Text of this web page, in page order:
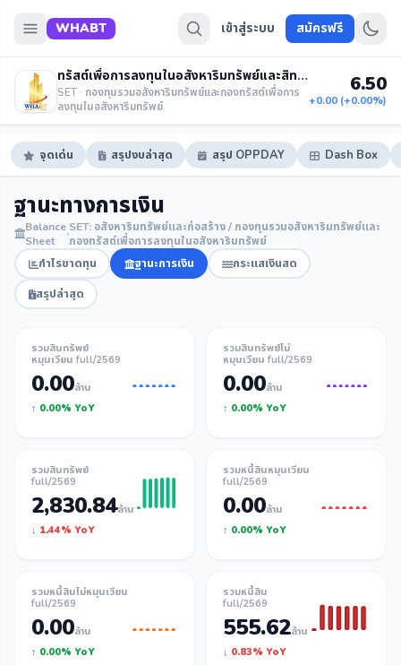
WHABT เข้าสู่ระบบ สมัครฟรี
ทรัสต์เพื่อการลงทุนในอสังหาริมทรัพย์และสิทธิการเช่าดับบลิวเอชเอ บิสซิเนส คอมเพล็กซ์
SET · กองทุนรวมอสังหาริมทรัพย์และกองทรัสต์เพื่อการ
ลงทุนในอสังหาริมทรัพย์
6.50
+0.00 (+0.00%)
จุดเด่น สรุปงบล่าสุด สรุป OPPDAY Dash Box
ฐานะทางการเงิน
Balance
Sheet
SET: อสังหาริมทรัพย์และก่อสร้าง / กองทุนรวมอสังหาริมทรัพย์และ
กองทรัสต์เพื่อการลงทุนในอสังหาริมทรัพย์
กำไรขาดทุน ฐานะการเงิน
กระแสเงินสด
สรุปล่าสุด
รวมสินทรัพย์
หมุนเวียน full/2569
0.00ล้าน
↑ 0.00% YoY
รวมสินทรัพย์ไม่
หมุนเวียน full/2569
0.00ล้าน
↑ 0.00% YoY
รวมสินทรัพย์
full/2569
2,830.84ล้าน
↓ 1.44% YoY
รวมหนี้สินหมุนเวียน
full/2569
0.00ล้าน
↑ 0.00% YoY
รวมหนี้สินไม่หมุนเวียน
full/2569
0.00ล้าน
↑ 0.00% YoY
รวมหนี้สิน
full/2569
555.62ล้าน
↓ 0.83% YoY